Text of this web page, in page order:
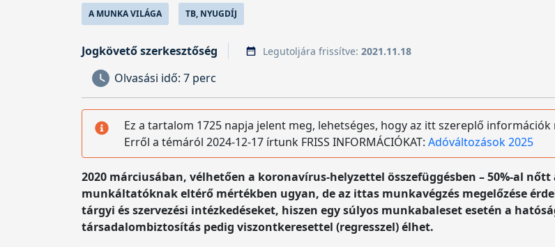
A MUNKA VILÁGA TB, NYUGDÍJ
Jogkövető szerkesztőség Legutoljára frissítve: 2021.11.18
Olvasási idő: 7 perc
Ez a tartalom 1725 napja jelent meg, lehetséges, hogy az itt szereplő
Erről a témáról 2024-12-17 írtunk FRISS INFORMÁCIÓKAT: Adóváltozások 2025
2020 márciusában, vélhetően a koronavírus-helyzettel összefüggésben – 50%-al
munkáltatóknak eltérő mértékben ugyan, de az ittas munkavégzés megelőzése
tárgyi és szervezési intézkedéseket, hiszen egy súlyos munkabaleset esetén a
társadalombiztosítás pedig viszontkeresettel (regresszel) élhet.